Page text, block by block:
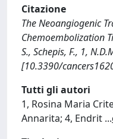
Citazione
The Neoangiogenic
Chemoembolization
S., Schepis, F., 1,
[10.3390/
Tutti gli autori
1, Rosina Maria
Annarita; 4, Endrit ...